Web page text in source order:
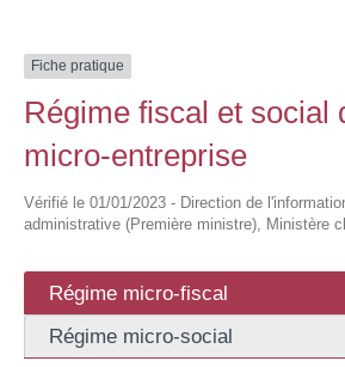
Fiche pratique
Régime fiscal et social
micro-entreprise
Vérifié le 01/01/2023 - Direction de
administrative (Première ministre), Ministère
Régime micro-fiscal
Régime micro-social